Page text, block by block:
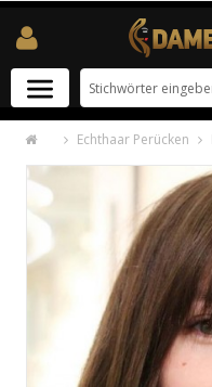
Echthaar Perücken